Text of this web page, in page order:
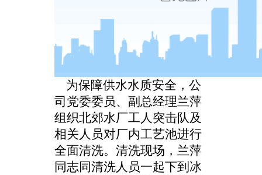
为保障供水水质安全，公
司党委委员、副总经理兰萍
组织北郊水厂工人突击队及
相关人员对厂内工艺池进行
全面清洗。清洗现场，兰萍
同志 同清洗人员一起下到冰